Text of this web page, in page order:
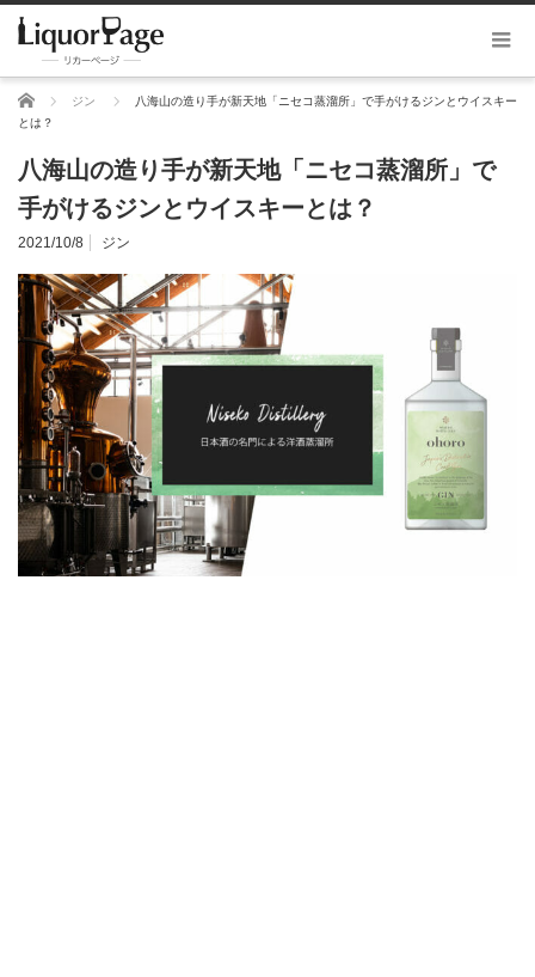
ホーム ジン
八海山の造り手が新天地「ニセコ蒸溜所」で手がけるジンとウイスキー
とは？
八海山の造り手が新天地「ニセコ蒸溜所」で
手がけるジンとウイスキーとは？
2021/10/8 ジン